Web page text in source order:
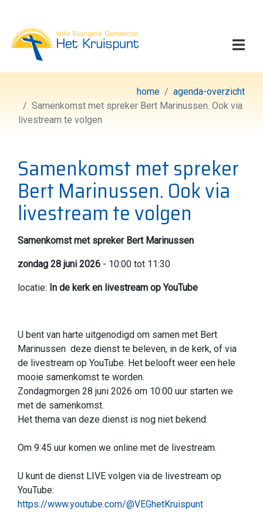
Volle Evangelie
home
agenda-overzicht
Samenkomst met spreker Bert Marinussen. Ook via
livestream te volgen
Samenkomst met spreker
Bert Marinussen. Ook via
livestream te volgen
Samenkomst met spreker Bert Marinussen
zondag 28 juni 2026 - 10:00 tot 11:30
locatie: In de kerk en livestream op YouTube
U bent van harte uitgenodigd om samen met Bert
Marinussen deze dienst te beleven, in de kerk, of via
de livestream op YouTube. Het belooft weer een hele
mooie samenkomst te worden.
Zondagmorgen 28 juni 2026 om 10:00 uur starten we
met de samenkomst.
Het thema van deze dienst is nog niet bekend.
Om 9:45 uur komen we online met de livestream.
U kunt de dienst LIVE volgen via de livestream op
YouTube:
https://www.youtube.com/@VEGhetKruispunt